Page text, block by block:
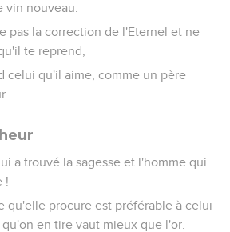
vin nouveau.
pas la correction de l'Eternel et ne
te reprend,
celui qu'il aime, comme un père
a trouvé la sagesse et l'homme qui
!
qu'elle procure est préférable à celui
en tire vaut mieux que l'or.